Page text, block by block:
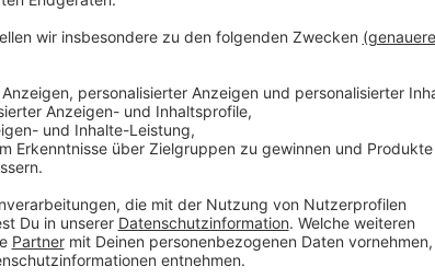
Wir benötigen Ihre
den YouTube Video-
laden!
Wir verwenden einen
Drittanbieters, um
einzubetten. Dieser Service
Ihren Aktivitäten sammeln.